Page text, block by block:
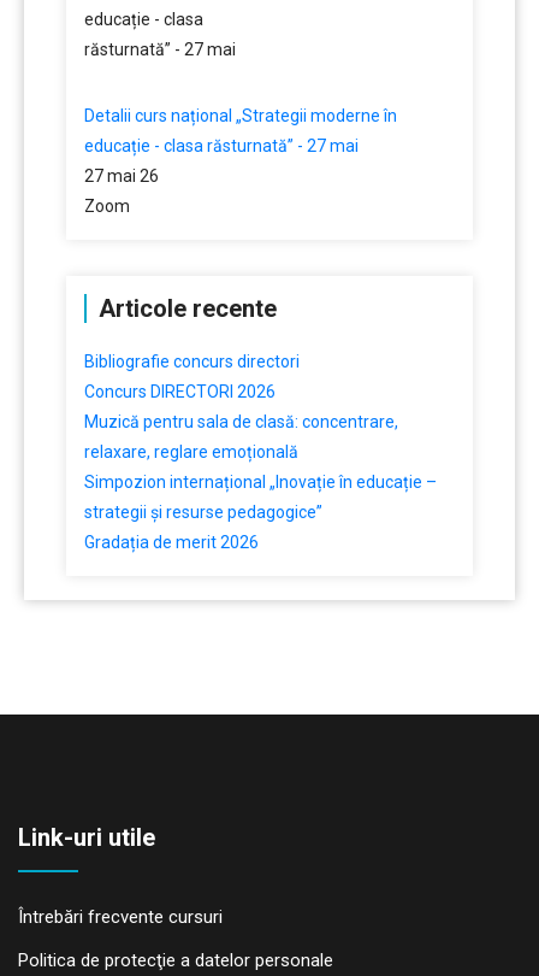
Detalii curs național „Strategii moderne în
educație - clasa răsturnată” - 27 mai
27 mai 26
Zoom
Articole recente
Bibliografie concurs directori
Concurs DIRECTORI 2026
Muzică pentru sala de clasă: concentrare,
relaxare, reglare emoțională
Simpozion internațional „Inovație în educație –
strategii și resurse pedagogice”
Gradația de merit 2026
Link-uri utile
Întrebări frecvente cursuri
Politica de protecţie a datelor personale